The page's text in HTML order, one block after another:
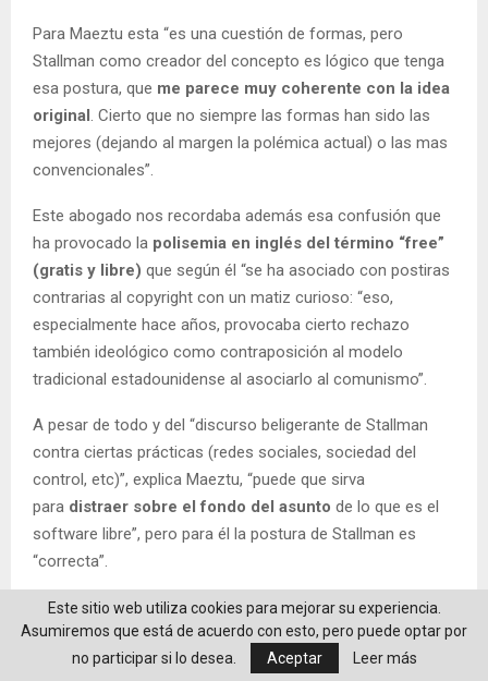
Para Maeztu esta “es una cuestión de formas, pero
Stallman como creador del concepto es lógico que tenga
esa postura, que me parece muy coherente con la idea
original. Cierto que no siempre las formas han sido las
mejores (dejando al margen la polémica actual) o las mas
convencionales”.
Este abogado nos recordaba además esa confusión que
ha provocado la polisemia en inglés del término “free”
(gratis y libre) que según él “se ha asociado con postiras
contrarias al copyright con un matiz curioso: “eso,
especialmente hace años, provocaba cierto rechazo
también ideológico como contraposición al modelo
tradicional estadounidense al asociarlo al comunismo”.
A pesar de todo y del “discurso beligerante de Stallman
contra ciertas prácticas (redes sociales, sociedad del
control, etc)”, explica Maeztu, “puede que sirva
para distraer sobre el fondo del asunto de lo que es el
software libre”, pero para él la postura de Stallman es
“correcta”.
Para Merelo la forma en la que Stallman ha defendido el
software libre no es fortuita, pero es que según él “ las
posturas extremistas siempre son necesarias, al
Este sitio web utiliza cookies para mejorar su experiencia.
Asumiremos que está de acuerdo con esto, pero puede optar por
no participar si lo desea.
Aceptar Leer más